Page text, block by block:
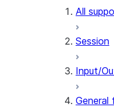
All
Session
Input/
General